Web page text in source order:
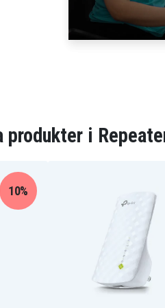
produkter i
10%